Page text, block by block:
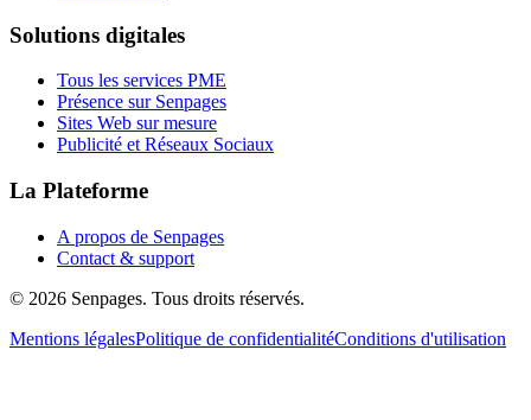
Solutions digitales
Tous les services PME
Présence sur Senpages
Sites Web sur mesure
Publicité et Réseaux Sociaux
La Plateforme
A propos de Senpages
Contact & support
© 2026 Senpages. Tous droits réservés.
Mentions légalesPolitique de confidentialitéConditions d'utilisation